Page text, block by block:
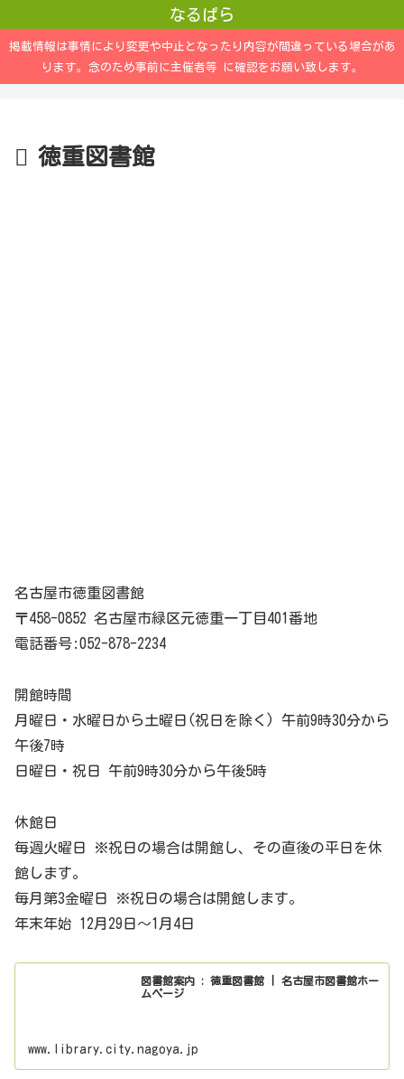
なるぱら
掲載情報は事情により変更や中止となったり内容が間違っている場合があ
ります。念のため事前に主催者等 に確認をお願い致します。
徳重図書館
名古屋市徳重図書館
〒458-0852 名古屋市緑区元徳重一丁目401番地
電話番号:052-878-2234
開館時間
月曜日・水曜日から土曜日(祝日を除く) 午前9時30分から
午後7時
日曜日・祝日 午前9時30分から午後5時
休館日
毎週火曜日 ※祝日の場合は開館し、その直後の平日を休
館します。
毎月第3金曜日 ※祝日の場合は開館します。
年末年始 12月29日～1月4日
図書館案内 : 徳重図書館 | 名古屋市図書館ホー
ムページ
www.library.city.nagoya.jp